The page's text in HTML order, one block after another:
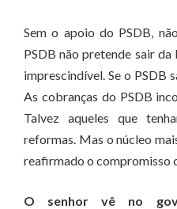
Sem o apoio do PSDB,
PSDB não pretende sair da
imprescindível. Se o PSDB
As cobranças do PSDB
Talvez aqueles que
reformas. Mas o núcleo
reafirmado o compromisso
O senhor vê no